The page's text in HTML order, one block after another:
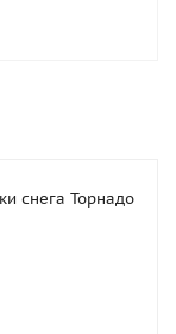
снега Торнадо